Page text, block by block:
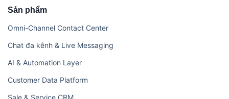
Sản phẩm
Omni-Channel Contact Center
Chat đa kênh & Live Messaging
AI & Automation Layer
Customer Data Platform